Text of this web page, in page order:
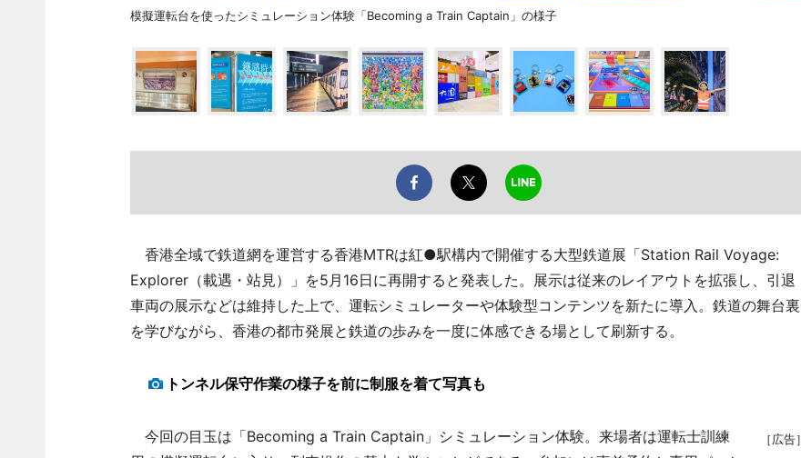
模擬運転台を使ったシミュレーション体験「Becoming a Train Captain」の様子
香港全域で鉄道網を運営する香港MTRは紅●駅構内で開催する大型鉄道展「Station Rail Voyage:
Explorer（載遇・站見）」を5月16日に再開すると発表した。展示は従来のレイアウトを拡張し、引退
車両の展示などは維持した上で、運転シミュレーターや体験型コンテンツを新たに導入。鉄道の舞台裏
を学びながら、香港の都市発展と鉄道の歩みを一度に体感できる場として刷新する。
トンネル保守作業の様子を前に制服を着て写真も
［広告］
今回の目玉は「Becoming a Train Captain」シミュレーション体験。来場者は運転士訓練